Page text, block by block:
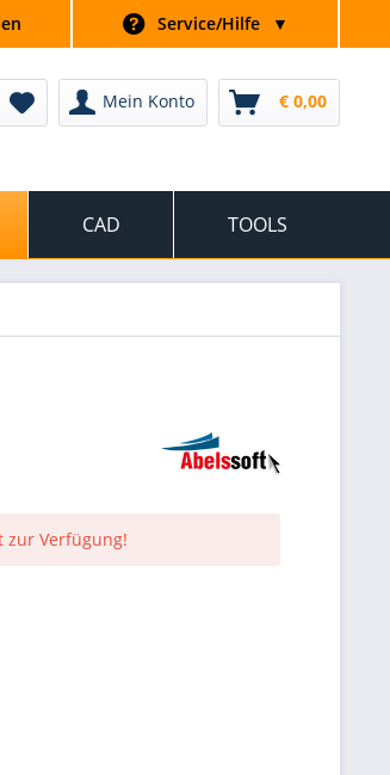
Service/Hilfe ▼
Mein Konto € 0,00
CAD TOOLS
zur Verfügung!